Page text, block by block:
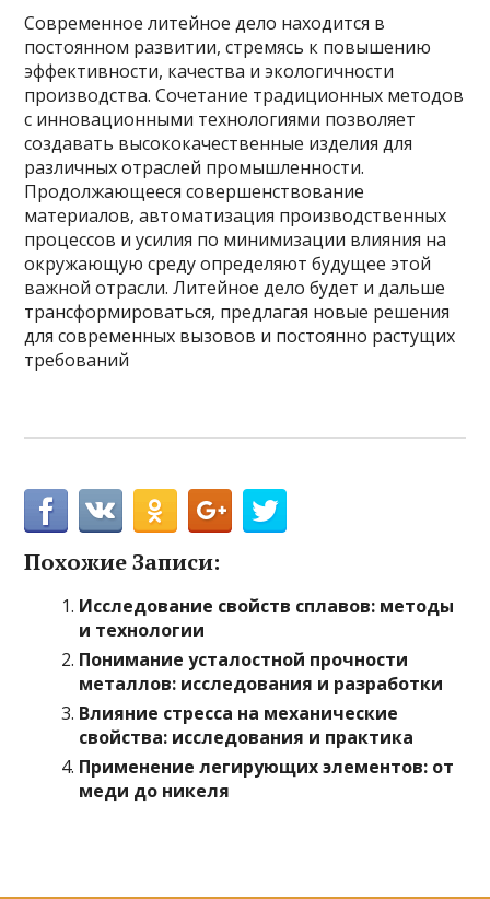
Современное литейное дело находится в
постоянном развитии, стремясь к повышению
эффективности, качества и экологичности
производства. Сочетание традиционных методов
с инновационными технологиями позволяет
создавать высококачественные изделия для
различных отраслей промышленности.
Продолжающееся совершенствование
материалов, автоматизация производственных
процессов и усилия по минимизации влияния на
окружающую среду определяют будущее этой
важной отрасли. Литейное дело будет и дальше
трансформироваться, предлагая новые решения
для современных вызовов и постоянно растущих
требований
Похожие Записи:
Исследование свойств сплавов: методы
и технологии
Понимание усталостной прочности
металлов: исследования и разработки
Влияние стресса на механические
свойства: исследования и практика
Применение легирующих элементов: от
меди до никеля